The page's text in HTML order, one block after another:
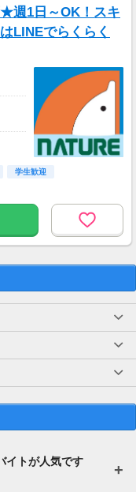
★週1日～OK！スキ
LINEでらくらく
学生歓迎
イトが人気です